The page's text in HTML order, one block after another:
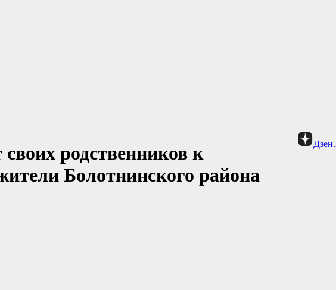
родственников к
Болотнинского района